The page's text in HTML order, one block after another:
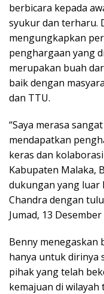
berbicara kepada
syukur dan terharu.
mengungkapkan
penghargaan yang
merupakan buah
baik dengan
dan TTU.
“Saya merasa
mendapatkan
keras dan
Kabupaten Malaka,
dukungan yang luar
Chandra dengan
Jumad, 13
Benny menegaskan
hanya untuk dirinya
pihak yang telah
kemajuan di wilayah